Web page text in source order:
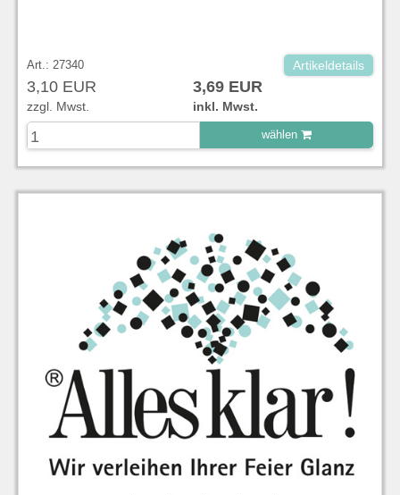
Art.: 27340 Artikeldetails
3,10 EUR 3,69 EUR
zzgl. Mwst. inkl. Mwst.
wählen
zu Warenkorb hinzugefügt.